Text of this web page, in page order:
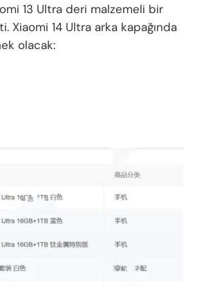
13 Ultra deri malzemeli bir
Xiaomi 14 Ultra arka kapağında
olacak: